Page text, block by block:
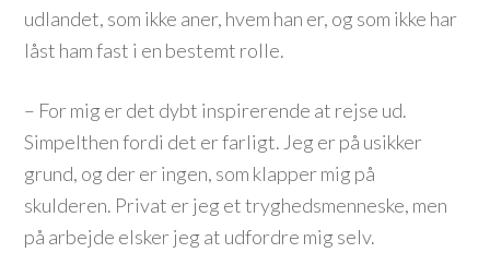
udlandet, som ikke aner, hvem han er, og som ikke har
låst ham fast i en bestemt rolle.
– For mig er det dybt inspirerende at rejse ud.
Simpelthen fordi det er farligt. Jeg er på usikker
grund, og der er ingen, som klapper mig på
skulderen. Privat er jeg et tryghedsmenneske, men
på arbejde elsker jeg at udfordre mig selv.